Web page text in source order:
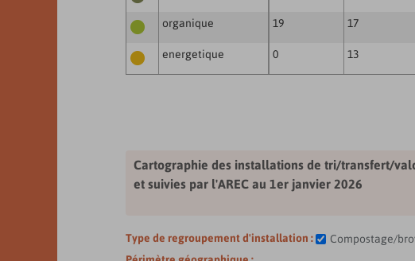
organique 19 17
energetique 0 13
Cartographie des installations de tri/transfert/
et suivies par l'AREC au 1er janvier 2026
Type de regroupement d'installation : Compostage/